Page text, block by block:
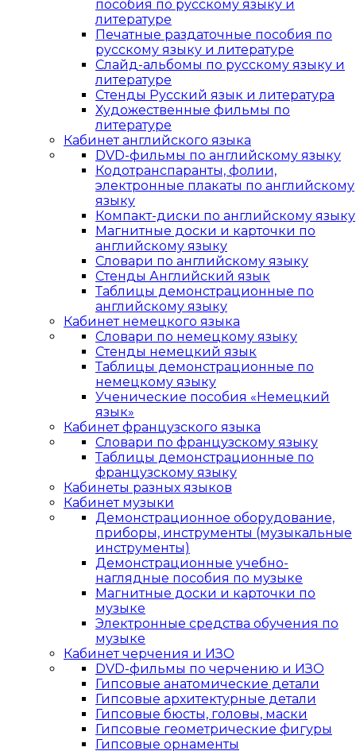
пособия по русскому языку и
литературе
Печатные раздаточные пособия по
русскому языку и литературе
Слайд-альбомы по русскому языку и
литературе
Стенды Русский язык и литература
Художественные фильмы по
литературе
Кабинет английского языка
DVD-фильмы по английскому языку
Кодотранспаранты, фолии,
электронные плакаты по английскому
языку
Компакт-диски по английскому языку
Магнитные доски и карточки по
английскому языку
Словари по английскому языку
Стенды Английский язык
Таблицы демонстрационные по
английскому языку
Кабинет немецкого языка
Словари по немецкому языку
Стенды немецкий язык
Таблицы демонстрационные по
немецкому языку
Ученические пособия «Немецкий
язык»
Кабинет французского языка
Словари по французскому языку
Таблицы демонстрационные по
французскому языку
Кабинеты разных языков
Кабинет музыки
Демонстрационное оборудование,
приборы, инструменты (музыкальные
инструменты)
Демонстрационные учебно-
наглядные пособия по музыке
Магнитные доски и карточки по
музыке
Электронные средства обучения по
музыке
Кабинет черчения и ИЗО
DVD-фильмы по черчению и ИЗО
Гипсовые анатомические детали
Гипсовые архитектурные детали
Гипсовые бюсты, головы, маски
Гипсовые геометрические фигуры
Гипсовые орнаменты